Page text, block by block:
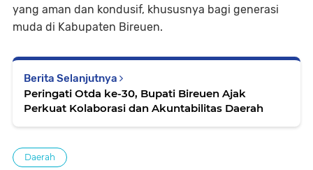
yang aman dan kondusif, khususnya bagi generasi
muda di Kabupaten Bireuen.
Berita Selanjutnya
Peringati Otda ke-30, Bupati Bireuen Ajak
Perkuat Kolaborasi dan Akuntabilitas Daerah
Daerah